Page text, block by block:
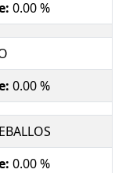
0.00 %
0.00 %
0.00 %